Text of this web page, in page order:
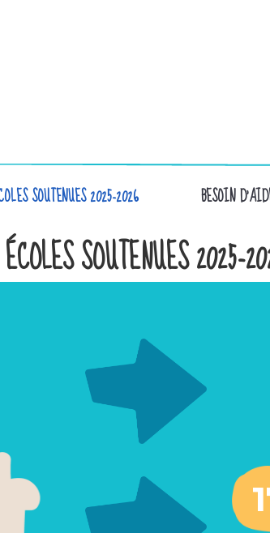
SOUTENUES 2025-2026 BESOIN
ÉCOLES SOUTENUES 2025-